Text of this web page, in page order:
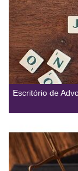
Escritório de